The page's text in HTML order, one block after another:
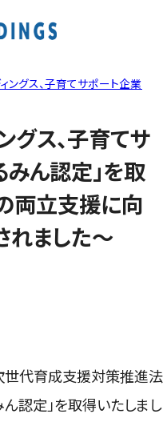
ィングス、子育てサポート企業
グス、子育てサ
みん認定」を取
両立支援に向
れました～
世代育成支援対策推進法
ん認定」を取得いたしまし